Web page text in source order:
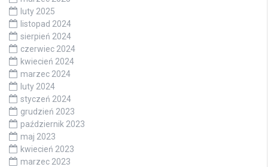
luty 2025
listopad 2024
sierpień 2024
czerwiec 2024
kwiecień 2024
marzec 2024
luty 2024
styczeń 2024
grudzień 2023
październik 2023
maj 2023
kwiecień 2023
marzec 2023